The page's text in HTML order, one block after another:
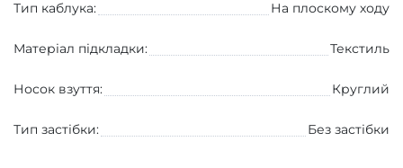
Тип каблука: На плоскому ходу
Матеріал підкладки: Текстиль
Носок взуття: Круглий
Тип застібки: Без застібки